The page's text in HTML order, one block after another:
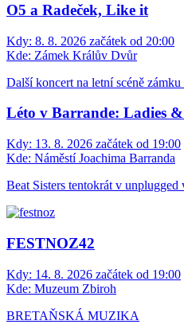
O5 a Radeček, Like it
Kdy: 8. 8. 2026 začátek od 20:00
Kde: Zámek Králův Dvůr
Další koncert na letní scéně
Léto v Barrande: Ladies
Kdy: 13. 8. 2026 začátek od 19:00
Kde: Náměstí Joachima Barranda
Beat Sisters tentokrát v unplugged
FESTNOZ42
Kdy: 14. 8. 2026 začátek od 19:00
Kde: Muzeum Zbiroh
BRETAŇSKÁ MUZIKA